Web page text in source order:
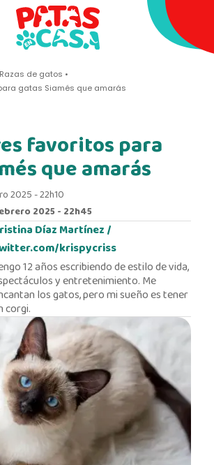
Razas de gatos
gatas Siamés que amarás
favoritos para
que amarás
2025 - 22h10
2025 - 22h45
Díaz Martínez /
krispycriss
12 años escribiendo de estilo de vida,
y entretenimiento. Me
los gatos, pero mi sueño es tener
corgi.